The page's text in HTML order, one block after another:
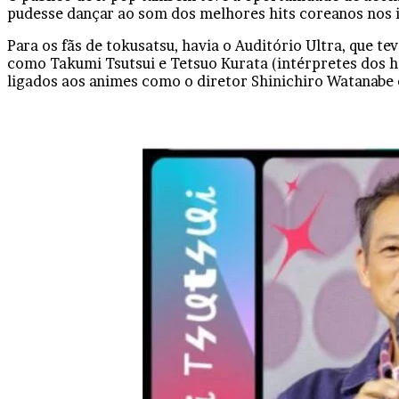
pudesse dançar ao som dos melhores hits coreanos
Para os fãs de tokusatsu, havia o Auditório Ultra, que
como Takumi Tsutsui e Tetsuo Kurata (intérpretes dos
ligados aos animes como o diretor Shinichiro